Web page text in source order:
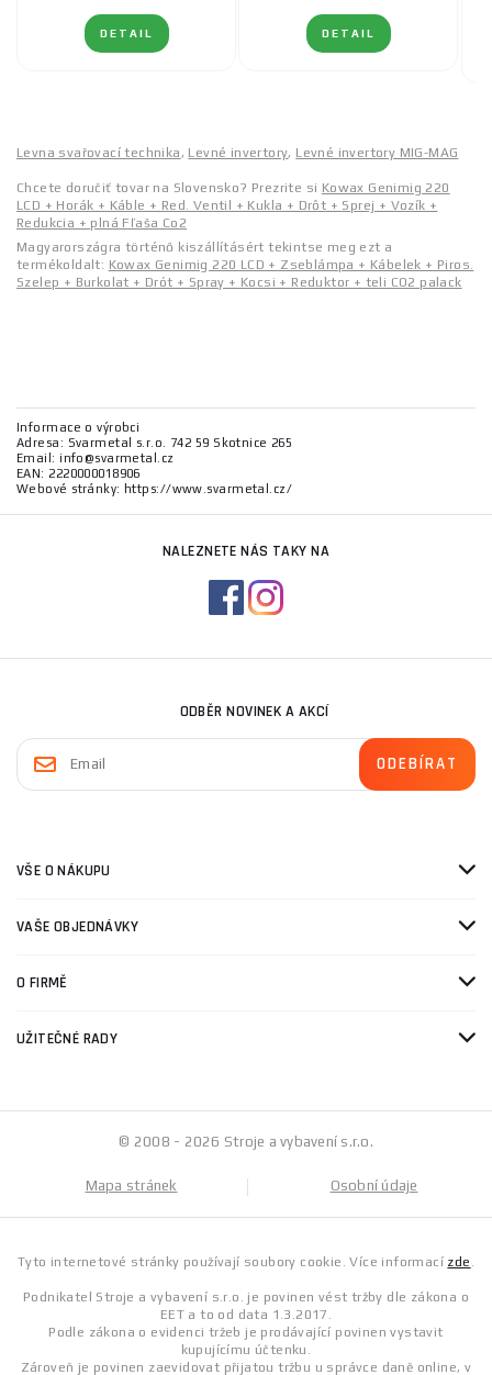
DETAIL DETAIL
Levna svařovací technika, Levné invertory, Levné invertory MIG-MAG
Chcete doručiť tovar na Slovensko? Prezrite si Kowax Genimig 220
LCD + Horák + Káble + Red. Ventil + Kukla + Drôt + Sprej + Vozík +
Redukcia + plná Fľaša Co2
Magyarországra történő kiszállításért tekintse meg ezt a
termékoldalt: Kowax Genimig 220 LCD + Zseblámpa + Kábelek + Piros.
Szelep + Burkolat + Drót + Spray + Kocsi + Reduktor + teli CO2 palack
Informace o výrobci
Adresa: Svarmetal s.r.o. 742 59 Skotnice 265
Email: info@svarmetal.cz
EAN: 2220000018906
Webové stránky: https://www.svarmetal.cz/
NALEZNETE NÁS TAKY NA
ODBĚR NOVINEK A AKCÍ
VŠE O NÁKUPU
VAŠE OBJEDNÁVKY
O FIRMĚ
UŽITEČNÉ RADY
© 2008 - 2026 Stroje a vybavení s.r.o.
Mapa stránek Osobní údaje
Tyto internetové stránky používají soubory cookie. Více informací zde .
Podnikatel Stroje a vybavení s.r.o. je povinen vést tržby dle zákona o
EET a to od data 1.3.2017.
Podle zákona o evidenci tržeb je prodávající povinen vystavit
kupujícímu účtenku.
Zároveň je povinen zaevidovat přijatou tržbu u správce daně online, v